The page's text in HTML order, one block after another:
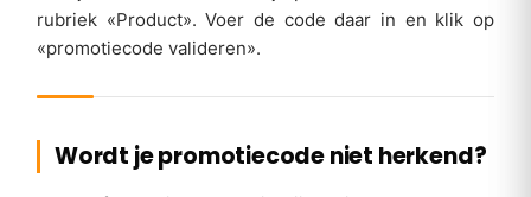
rubriek «Product». Voer de code daar in en klik op
«promotiecode valideren».
Wordt je promotiecode niet herkend?